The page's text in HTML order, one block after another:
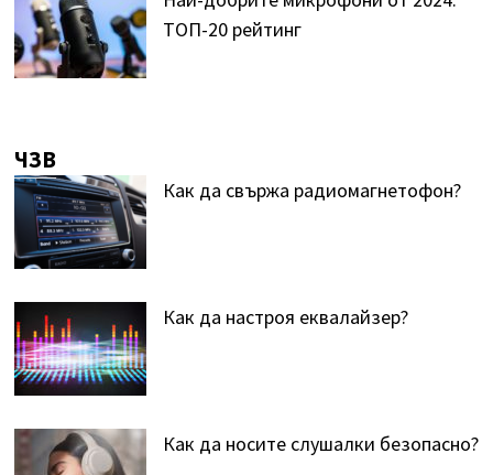
ТОП-20 рейтинг
ЧЗВ
Как да свържа радиомагнетофон?
Как да настроя еквалайзер?
Как да носите слушалки безопасно?